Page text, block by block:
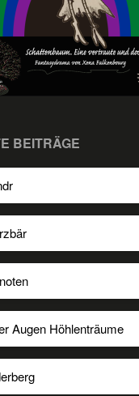
BEITRÄGE
Augen Höhlenträume